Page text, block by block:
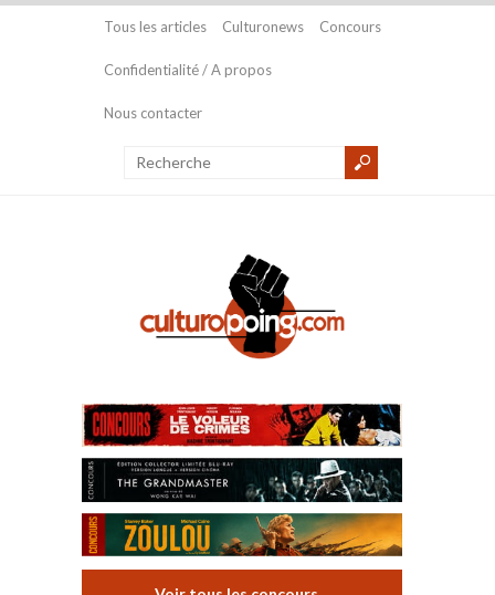
Tous les articles Culturonews Concours
Confidentialité / A propos
Nous contacter